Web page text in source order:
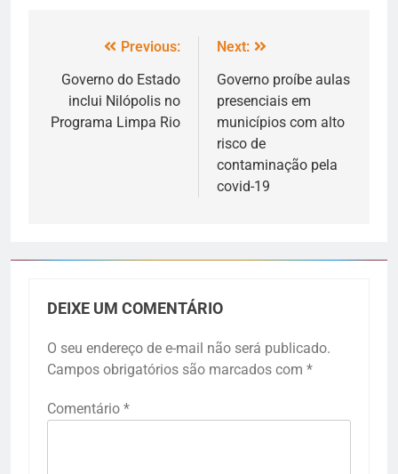
Previous:
Governo do Estado
inclui Nilópolis no
Programa Limpa Rio
Next:
Governo proíbe aulas
presenciais em
municípios com alto
risco de
contaminação pela
covid-19
DEIXE UM COMENTÁRIO
O seu endereço de e-mail não será publicado.
Campos obrigatórios são marcados com *
Comentário *